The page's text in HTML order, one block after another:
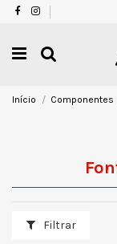
Início Componentes
Filtrar